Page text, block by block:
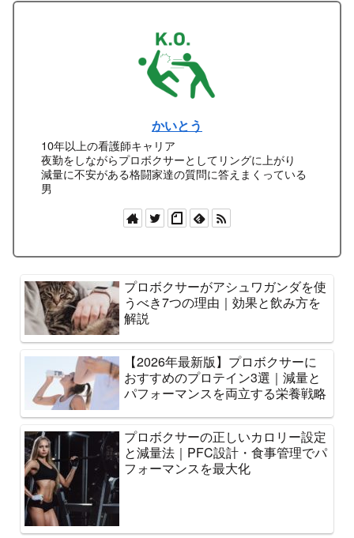
かいとう
10年以上の看護師キャリア
夜勤をしながらプロボクサーとしてリングに上がり
減量に不安がある格闘家達の質問に答えまくっている
男
プロボクサーがアシュワガンダを使
うべき7つの理由｜効果と飲み方を
解説
【2026年最新版】プロボクサーに
おすすめのプロテイン3選｜減量と
パフォーマンスを両立する栄養戦略
プロボクサーの正しいカロリー設定
と減量法｜PFC設計・食事管理でパ
フォーマンスを最大化